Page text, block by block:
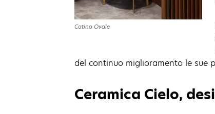
Catino Ovale
del continuo miglioramento le sue
Ceramica Cielo,